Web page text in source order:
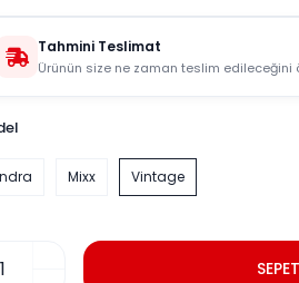
Tahmini Teslimat
Ürünün size ne zaman teslim edileceğini
Mixx Vintage